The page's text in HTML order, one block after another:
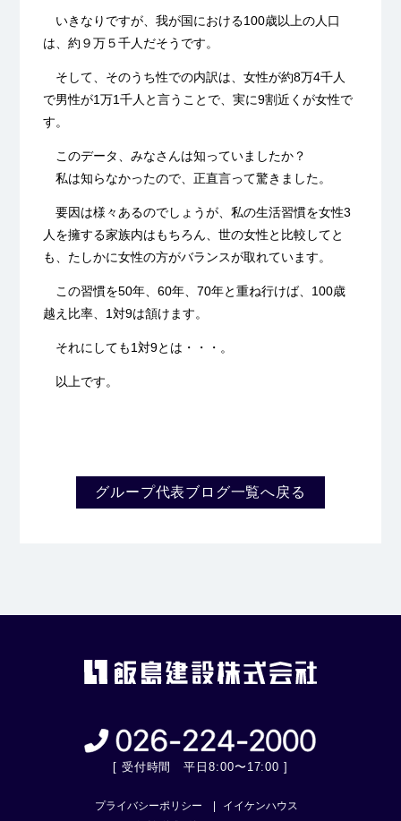
いきなりですが、我が国における100歳以上の人口
は、約９万５千人だそうです。
そして、そのうち性での内訳は、女性が約8万4千人
で男性が1万1千人と言うことで、実に9割近くが女性で
す。
このデータ、みなさんは知っていましたか？
私は知らなかったので、正直言って驚きました。
要因は様々あるのでしょうが、私の生活習慣を女性3
人を擁する家族内はもちろん、世の女性と比較してと
も、たしかに女性の方がバランスが取れています。
この習慣を50年、60年、70年と重ね行けば、100歳
越え比率、1対9は頷けます。
それにしても1対9とは・・・。
以上です。
グループ代表ブログ一覧へ戻る
[ 受付時間 平日8:00〜17:00 ]
プライバシーポリシー イイケンハウス